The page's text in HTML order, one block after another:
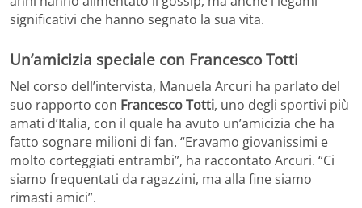
significativi che hanno segnato la sua vita.
Un’amicizia speciale con Francesco Totti
Nel corso dell’intervista, Manuela Arcuri ha parlato del
suo rapporto con Francesco Totti, uno degli sportivi più
amati d’Italia, con il quale ha avuto un’amicizia che ha
fatto sognare milioni di fan. “Eravamo giovanissimi e
molto corteggiati entrambi”, ha raccontato Arcuri. “Ci
siamo frequentati da ragazzini, ma alla fine siamo
rimasti amici”.